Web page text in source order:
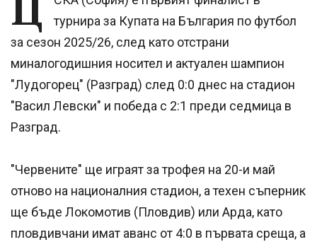
турнира за Купата на България по футбол
за сезон 2025/26, след като отстрани
миналогодишния носител и актуален шампион
"Лудогорец" (Разград) след 0:0 днес на стадион
"Васил Левски" и победа с 2:1 преди седмица в
Разград.
"Червените" ще играят за трофея на 20-и май
отново на националния стадион, а техен съперник
ще бъде Локомотив (Пловдив) или Арда, като
пловдивчани имат аванс от 4:0 в първата среща, а